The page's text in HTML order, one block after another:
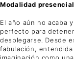
Modalidad presencial
El año aún no acaba
perfecto para
desplegarse. Desde
fabulación,
imaginación como